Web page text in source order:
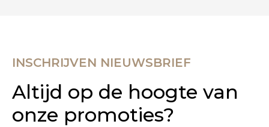
INSCHRIJVEN NIEUWSBRIEF
Altijd op de hoogte van
onze promoties?